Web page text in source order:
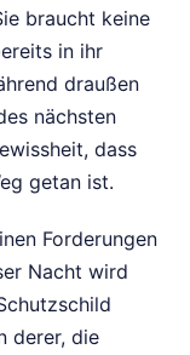
braucht keine
in ihr
draußen
nächsten
dass
getan ist.
Forderungen
Nacht wird
derer, die